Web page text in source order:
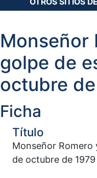
Monseñor
golpe de
octubre
Ficha
Título
Monseñor Romero
de octubre de 1979